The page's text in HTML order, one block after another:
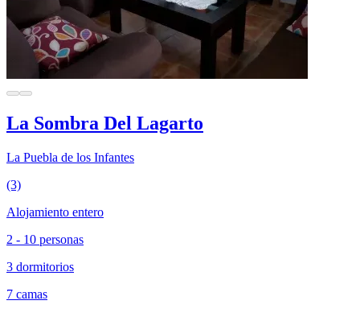
La Sombra Del Lagarto
La Puebla de los Infantes
(3)
Alojamiento entero
2 - 10 personas
3 dormitorios
7 camas